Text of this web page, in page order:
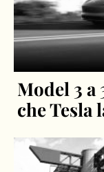
Model 3 a
che Tesla